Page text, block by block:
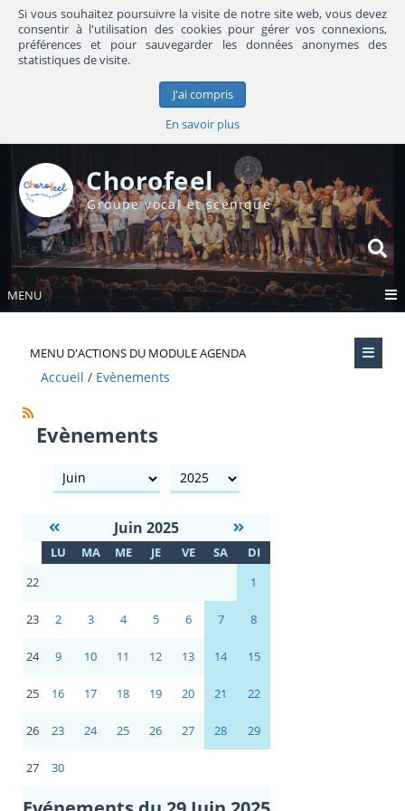
Si vous souhaitez poursuivre la visite de notre site web, vous devez
consentir à l'utilisation des cookies pour gérer vos connexions,
préférences et pour sauvegarder les données anonymes des
statistiques de visite.
J'ai compris
En savoir plus
Chorofeel
Groupe vocal et scénique
MENU
MENU D'ACTIONS DU MODULE AGENDA
Accueil Evènements
Evènements
mois année
Juin 2025
LU MA ME JE VE SA
DI
22
1
23 2 3 4 5 6 7 8
24 9 10 11 12 13 14 15
25 16 17 18 19 20 21 22
26 23 24 25 26 27 28 29
27 30